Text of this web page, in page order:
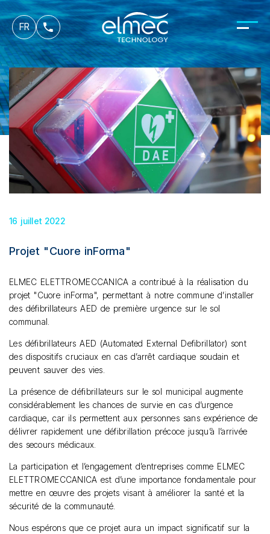
FR
es
it
16 juillet 2022
Projet "Cuore inForma"
ELMEC ELETTROMECCANICA a contribué à la réalisation du
projet "Cuore inForma", permettant à notre commune d’installer
des défibrillateurs AED de première urgence sur le sol
communal.
Les défibrillateurs AED (Automated External Defibrillator) sont
des dispositifs cruciaux en cas d’arrêt cardiaque soudain et
peuvent sauver des vies.
La présence de défibrillateurs sur le sol municipal augmente
considérablement les chances de survie en cas d’urgence
cardiaque, car ils permettent aux personnes sans expérience de
délivrer rapidement une défibrillation précoce jusqu’à l’arrivée
des secours médicaux.
La participation et l’engagement d’entreprises comme ELMEC
ELETTROMECCANICA est d’une importance fondamentale pour
mettre en œuvre des projets visant à améliorer la santé et la
sécurité de la communauté.
Nous espérons que ce projet aura un impact significatif sur la